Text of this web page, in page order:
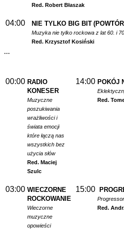
Red. Robert Błaszak
04:00 NIE TYLKO BIG BIT
Muzyka nie tylko rockowa z lat 60. i 70.
Red. Krzysztof Kosiński
...
00:00 RADIO
KONESER
Muzyczne
poszukiwania
wrażliwości i
świata emocji
które łączą nas
wszystkich bez
użycia słów
Red. Maciej
Szulc
14:00 POKÓJ
Red.
03:00 WIECZORNE
ROCKOWANIE
Wieczorne
muzyczne
opowieści
15:00
Red.